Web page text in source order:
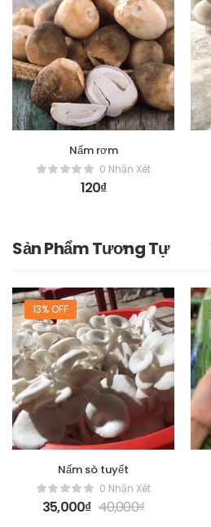
Nấm rơm
0 Nhận Xét
120₫
Sản Phẩm Tương Tự
13% OFF
Nấm sò tuyết
0 Nhận Xét
35,000₫ 40,000₫